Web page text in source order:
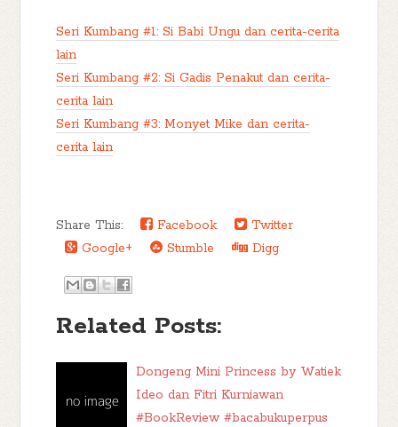
Seri Kumbang #1: Si Babi Ungu dan cerita-cerita
lain
Seri Kumbang #2: Si Gadis Penakut dan cerita-
cerita lain
Seri Kumbang #3: Monyet Mike dan cerita-
cerita lain
Share This: Facebook
Twitter
Google+
Stumble Digg
Related Posts:
Dongeng Mini Princess by Watiek
Ideo dan Fitri Kurniawan
#BookReview #bacabukuperpus